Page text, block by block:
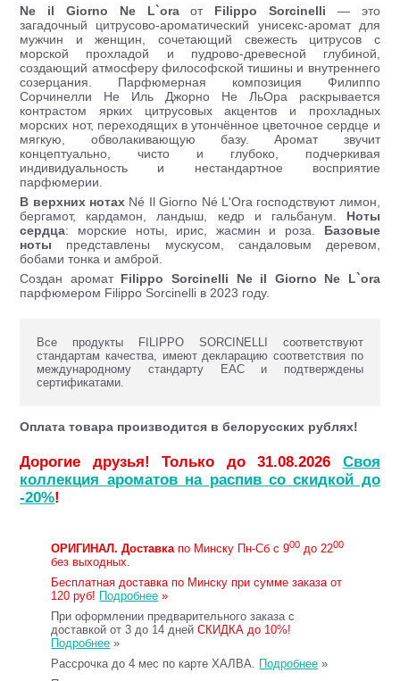
Ne il Giorno Ne L`oraот Filippo Sorcinelli — это
загадочный цитрусово-ароматический унисекс-аромат для
мужчин и женщин, сочетающий свежесть цитрусов с
морской прохладой и пудрово-древесной глубиной,
создающий атмосферу философской тишины и внутреннего
созерцания. Парфюмерная композиция Филиппо
Сорчинелли Не Иль Джорно Не ЛьОра раскрывается
контрастом ярких цитрусовых акцентов и прохладных
морских нот, переходящих в утончённое цветочное сердце и
мягкую, обволакивающую базу. Аромат звучит
концептуально, чисто и глубоко, подчеркивая
индивидуальность и нестандартное восприятие
парфюмерии.
В верхних нотах Né Il Giorno Né L'Ora господствуют лимон,
бергамот, кардамон, ландыш, кедр и гальбанум. Ноты
сердца: морские ноты, ирис, жасмин и роза. Базовые
ноты представлены мускусом, сандаловым деревом,
бобами тонка и амброй.
Создан аромат Filippo Sorcinelli Ne il Giorno Ne L`ora
парфюмером Filippo Sorcinelli в 2023 году.
Все продукты FILIPPO SORCINELLI соответствуют
стандартам качества, имеют декларацию соответствия по
международному стандарту ЕАС и подтверждены
сертификатами.
Оплата товара производится в белорусских рублях!
Дорогие друзья! Только до 31.08.2026 Своя
коллекция ароматов на распив со скидкой до
-20%!
ОРИГИНАЛ. Доставкапо Минску Пн-Сб с 900 до 2200
без выходных.
Бесплатная доставка по Минску при сумме заказа от
120 руб! Подробнее »
При оформлении предварительного заказа с
доставкой от 3 до 14 днейСКИДКА до 10%!
Подробнее »
Рассрочка до 4 мес по карте ХАЛВА. Подробнее »